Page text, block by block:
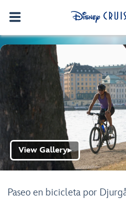
Paseo en bicicleta por
View Gallery▶